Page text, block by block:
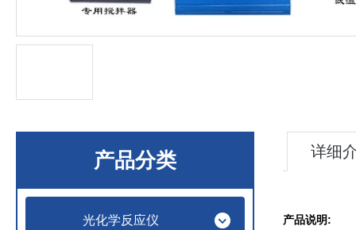
产品分类
光化学反应仪
详细
产品说明 :